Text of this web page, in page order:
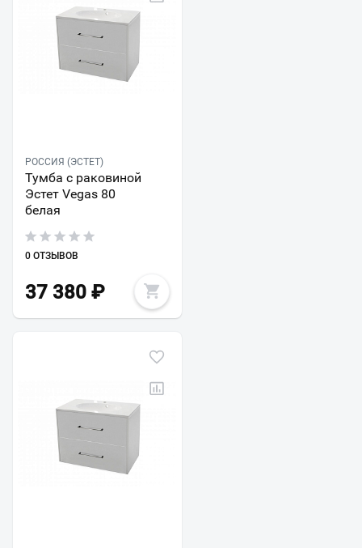
РОССИЯ (ЭСТЕТ)
Тумба с раковиной
Эстет Vegas 80
белая
0 ОТЗЫВОВ
37 380 ₽